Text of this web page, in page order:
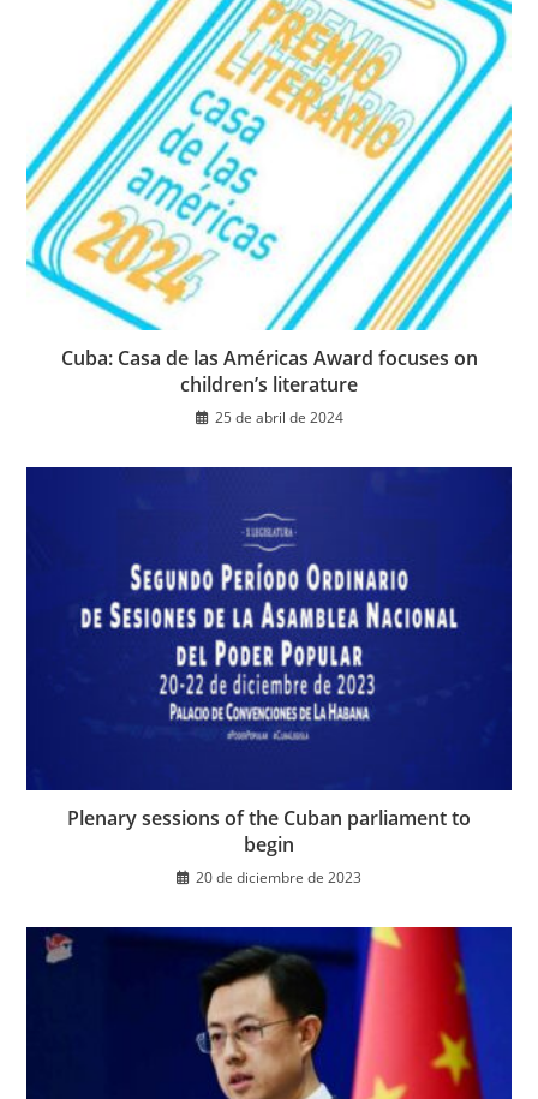
Cuba: Casa de las Américas Award focuses on
children’s literature
25 de abril de 2024
Plenary sessions of the Cuban parliament to
begin
20 de diciembre de 2023